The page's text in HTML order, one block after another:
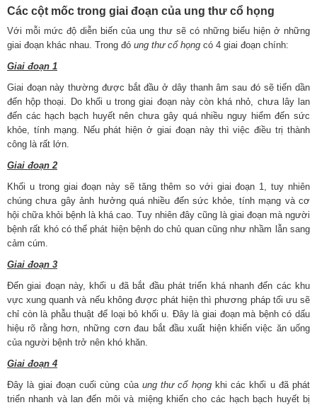
Các cột mốc trong giai đoạn của ung thư cổ họng
Với mỗi mức độ diễn biến của ung thư sẽ có những biểu hiện ở những
giai đoạn khác nhau. Trong đó ung thư cổ họng có 4 giai đoạn chính:
Giai đoạn 1
Giai đoạn này thường được bắt đầu ở dây thanh âm sau đó sẽ tiến dần
đến hộp thoại. Do khối u trong giai đoạn này còn khá nhỏ, chưa lây lan
đến các hạch bạch huyết nên chưa gây quá nhiều nguy hiểm đến sức
khỏe, tính mạng. Nếu phát hiện ở giai đoạn này thì việc điều trị thành
công là rất lớn.
Giai đoạn 2
Khối u trong giai đoạn này sẽ tăng thêm so với giai đoạn 1, tuy nhiên
chúng chưa gây ảnh hưởng quá nhiều đến sức khỏe, tính mạng và cơ
hội chữa khỏi bệnh là khá cao. Tuy nhiên đây cũng là giai đoạn mà người
bệnh rất khó có thể phát hiện bệnh do chủ quan cũng như nhầm lẫn sang
cảm cúm.
Giai đoạn 3
Đến giai đoạn này, khối u đã bắt đầu phát triển khá nhanh đến các khu
vực xung quanh và nếu không được phát hiện thì phương pháp tối ưu sẽ
chỉ còn là phẫu thuật để loại bỏ khối u. Đây là giai đoạn mà bệnh có dấu
hiệu rõ rằng hơn, những cơn đau bắt đầu xuất hiện khiến việc ăn uống
của người bệnh trở nên khó khăn.
Giai đoạn 4
Đây là giai đoạn cuối cùng của ung thư cổ họngkhi các khối u đã phát
triển nhanh và lan đến môi và miệng khiến cho các hạch bạch huyết bị